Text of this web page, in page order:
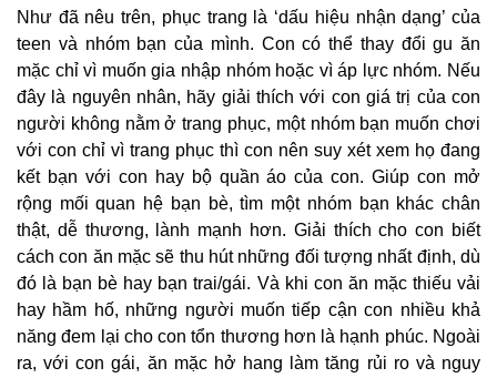
Như đã nêu trên, phục trang là ‘dấu hiệu nhận dạng’ của
teen và nhóm bạn của mình. Con có thể thay đổi gu ăn
mặc chỉ vì muốn gia nhập nhóm hoặc vì áp lực nhóm. Nếu
đây là nguyên nhân, hãy giải thích với con giá trị của con
người không nằm ở trang phục, một nhóm bạn muốn chơi
với con chỉ vì trang phục thì con nên suy xét xem họ đang
kết bạn với con hay bộ quần áo của con. Giúp con mở
rộng mối quan hệ bạn bè, tìm một nhóm bạn khác chân
thật, dễ thương, lành mạnh hơn. Giải thích cho con biết
cách con ăn mặc sẽ thu hút những đối tượng nhất định, dù
đó là bạn bè hay bạn trai/gái. Và khi con ăn mặc thiếu vải
hay hầm hố, những người muốn tiếp cận con nhiều khả
năng đem lại cho con tổn thương hơn là hạnh phúc. Ngoài
ra, với con gái, ăn mặc hở hang làm tăng rủi ro và nguy